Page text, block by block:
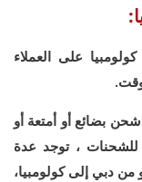
على العملاء
بضائع أو أمتعة أو
للشحنات ، توجد عدة
من دبي إلى كولومبيا،